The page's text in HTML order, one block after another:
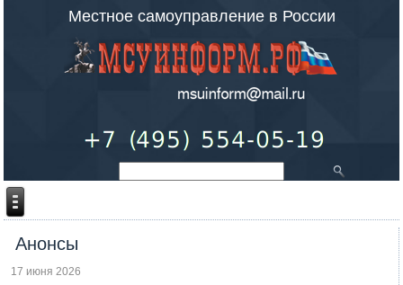
Местное самоуправление в России
Анонсы
17 июня 2026